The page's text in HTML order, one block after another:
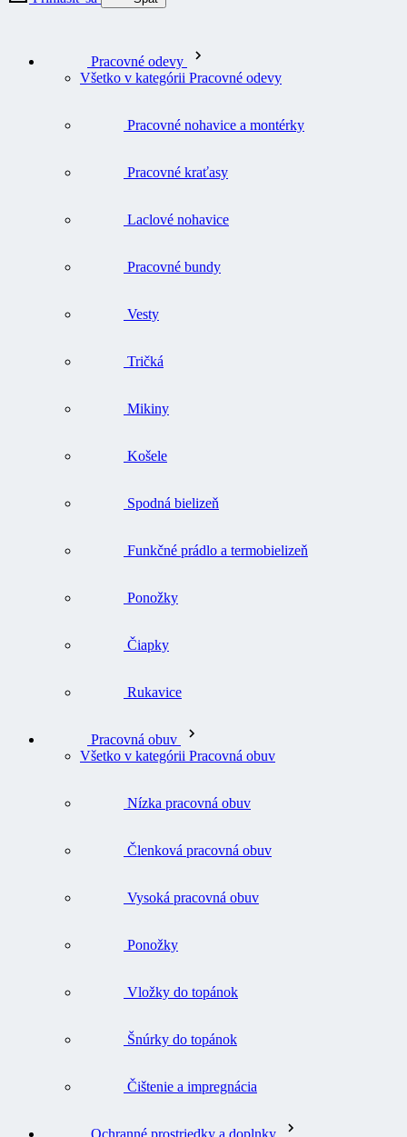
Pracovné odevy
Všetko v kategórii Pracovné odevy
Pracovné nohavice a montérky
Pracovné kraťasy
Laclové nohavice
Pracovné bundy
Vesty
Tričká
Mikiny
Košele
Spodná bielizeň
Funkčné prádlo a termobielizeň
Ponožky
Čiapky
Rukavice
Pracovná obuv
Všetko v kategórii Pracovná obuv
Nízka pracovná obuv
Členková pracovná obuv
Vysoká pracovná obuv
Ponožky
Vložky do topánok
Šnúrky do topánok
Čištenie a impregnácia